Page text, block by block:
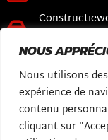
NOUS
Nous utilisons
expérience de
contenu
cliquant sur
LIENS
Boutique en ligne
Logiciel